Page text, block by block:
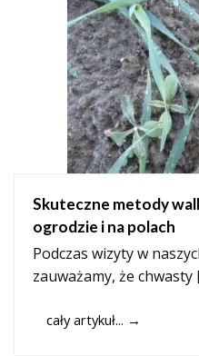
Skuteczne metody
ogrodzie i na polach
Podczas wizyty w
zauważamy, że chwasty
cały artykuł... →